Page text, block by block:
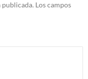
Los campos